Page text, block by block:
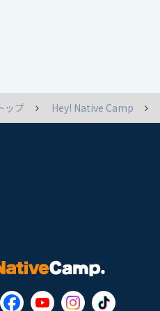
ップ Hey! Native Camp